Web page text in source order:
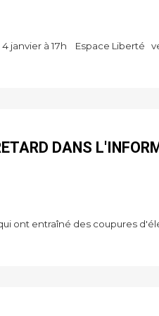
janvier à 17h Espace Liberté
DANS
ont entraîné des coupures